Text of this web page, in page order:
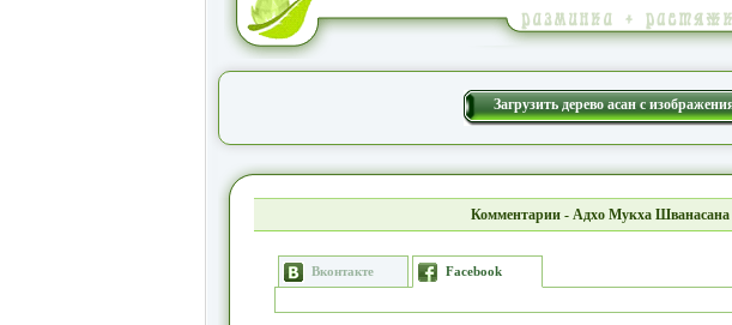
Загрузить дерево асан с
Комментарии - Адхо Мукха
Вконтакте Facebook